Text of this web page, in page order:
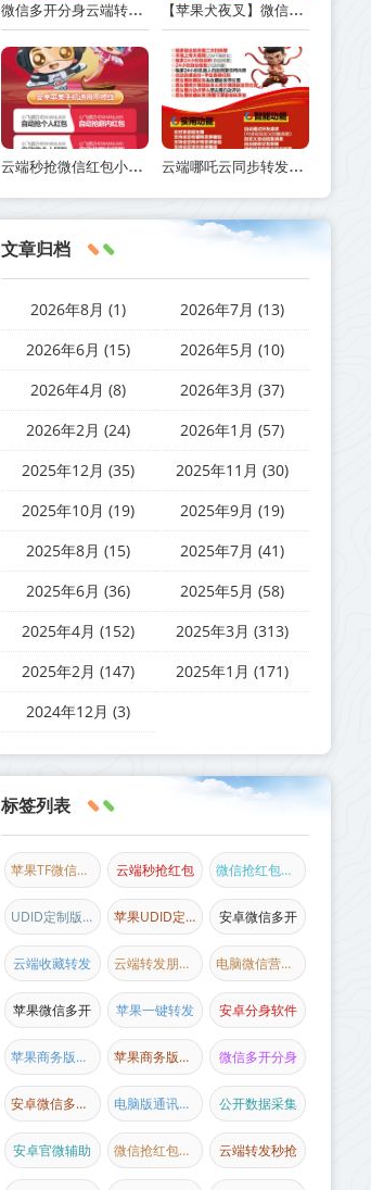
微信多开分身云端转发红包电脑软件防封技巧干货：让你的软件长期安全使用 【苹果犬夜叉】微信多开-定时群发如何设置
云端秒抢微信红包小飞侠对比云端秒抢小飞侠哪款速度快 云端哪吒云同步转发朋友圈软件_官方微信一键转发
文章归档
2026年8月 (1)
2026年7月 (13)
2026年6月 (15)
2026年5月 (10)
2026年4月 (8)
2026年3月 (37)
2026年2月 (24)
2026年1月 (57)
2025年12月 (35)
2025年11月 (30)
2025年10月 (19)
2025年9月 (19)
2025年8月 (15)
2025年7月 (41)
2025年6月 (36)
2025年5月 (58)
2025年4月 (152)
2025年3月 (313)
2025年2月 (147)
2025年1月 (171)
2024年12月 (3)
标签列表
苹果TF微信多开 云端秒抢红包 微信抢红包新品
UDID定制版微信 苹果UDID定制 安卓微信多开
云端收藏转发 云端转发朋友圈 电脑微信营销软件
苹果微信多开 苹果一键转发 安卓分身软件
苹果商务版微信 苹果商务版多开 微信多开分身
安卓微信多开分身 电脑版通讯录协议 公开数据采集
安卓官微辅助 微信抢红包软件 云端转发秒抢